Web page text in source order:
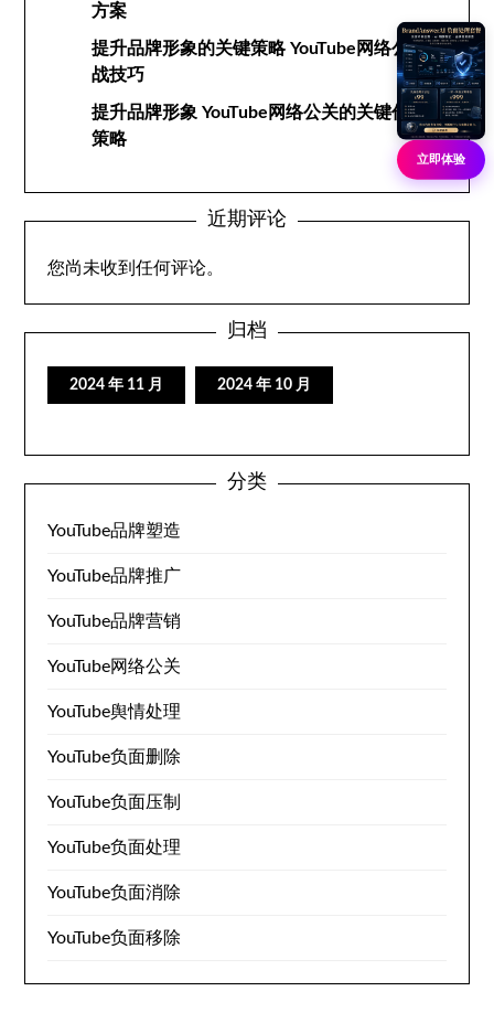
方案
提升品牌形象的关键策略 YouTube网络公关实
战技巧
提升品牌形象 YouTube网络公关的关键作用与
策略
近期评论
您尚未收到任何评论。
归档
2024 年 11 月 2024 年 10 月
分类
YouTube品牌塑造
YouTube品牌推广
YouTube品牌营销
YouTube网络公关
YouTube舆情处理
YouTube负面删除
YouTube负面压制
YouTube负面处理
YouTube负面消除
YouTube负面移除
立即体验